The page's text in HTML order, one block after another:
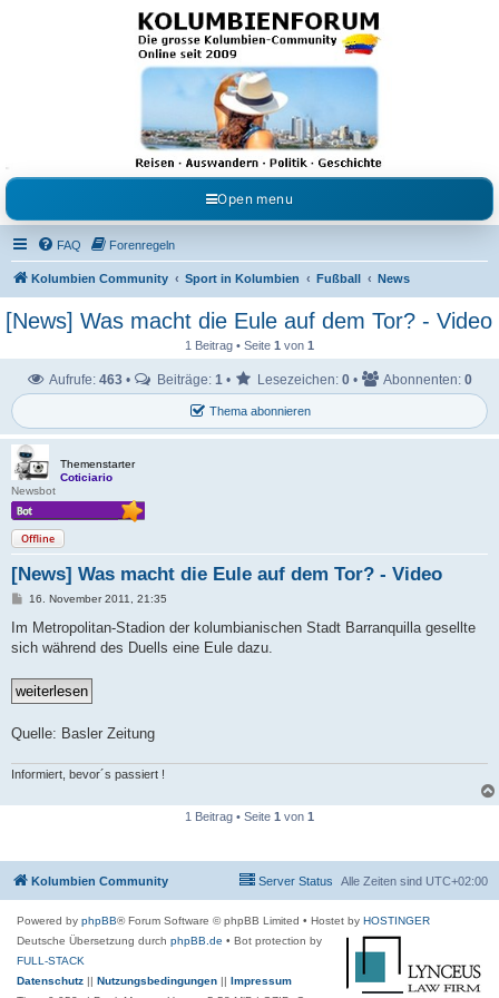
Kolumbienforum - Das
grosse Forum der
Freunde Kolumbiens
Reisen, Auswandern, Kultur, Politik, Geschichte und Visum in Kolumbien und Venezuela.
Austausch, Erfahrungen und Gemeinschaft im Kolumbienforum
Open menu
FAQ Forenregeln
Kolumbien Community Sport in Kolumbien Fußball News
[News] Was macht die Eule auf dem Tor? - Video
1 Beitrag • Seite 1 von 1
Thema abonnieren
Aufrufe: 463 • Beiträge: 1 • Lesezeichen: 0 • Abonnenten: 0
Themenstarter
Coticiario
Newsbot
Offline
[News] Was macht die Eule auf dem Tor? - Video
B
i
r
g
16. November 2011, 21:35
Im Metropolitan-Stadion der kolumbianischen Stadt Barranquilla gesellte
sich während des Duells eine Eule dazu.
Quelle: Basler Zeitung
Informiert, bevor´s passiert !
1 Beitrag • Seite 1 von 1
Kolumbien Community Alle Zeiten sind UTC+02:00
Server Status
Powered by phpBB® Forum Software © phpBB Limited • Hostet by HOSTINGER
Deutsche Übersetzung durch phpBB.de • Bot protection by
FULL-STACK
Datenschutz || Nutzungsbedingungen || Impressum